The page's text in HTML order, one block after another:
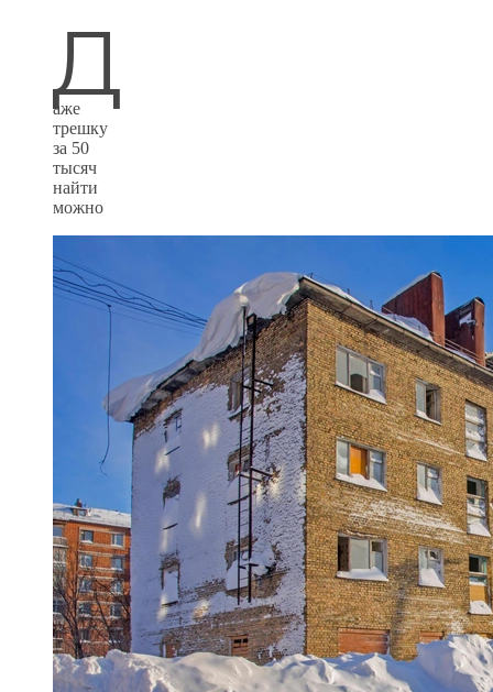
Д
аже
трешку
за 50
тысяч
найти
можно